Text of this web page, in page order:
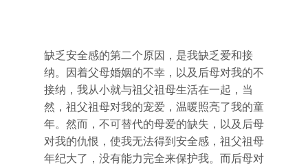
缺乏安全感的第二个原因，是我缺乏爱和接
纳。因着父母婚姻的不幸，以及后母对我的不
接纳，我从小就与祖父祖母生活在一起，当
然，祖父祖母对我的宠爱，温暖照亮了我的童
年。然而，不可替代的母爱的缺失，以及后母
对我的仇恨，使我无法得到安全感，祖父祖母
年纪大了，没有能力完全来保护我。而后母对